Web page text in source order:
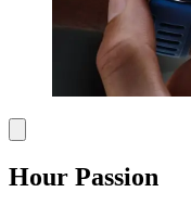
Hour Passion